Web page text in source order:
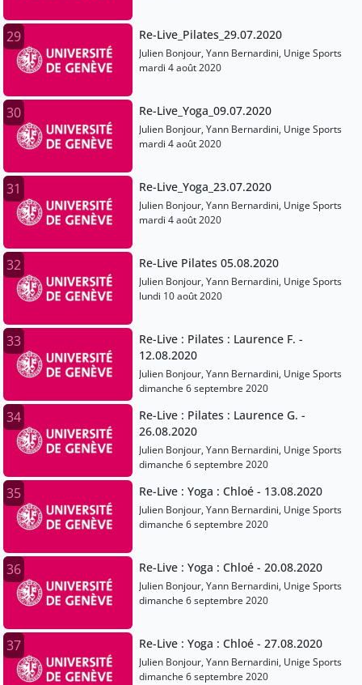
29 Re-Live_Pilates_29.07.2020
Julien Bonjour, Yann Bernardini, Unige Sports
mardi 4 août 2020
30 Re-Live_Yoga_09.07.2020
Julien Bonjour, Yann Bernardini, Unige Sports
mardi 4 août 2020
31 Re-Live_Yoga_23.07.2020
Julien Bonjour, Yann Bernardini, Unige Sports
mardi 4 août 2020
32 Re-Live Pilates 05.08.2020
Julien Bonjour, Yann Bernardini, Unige Sports
lundi 10 août 2020
33
Re-Live : Pilates : Laurence F. -
12.08.2020
Julien Bonjour, Yann Bernardini, Unige Sports
dimanche 6 septembre 2020
34
Re-Live : Pilates : Laurence G. -
26.08.2020
Julien Bonjour, Yann Bernardini, Unige Sports
dimanche 6 septembre 2020
35 Re-Live : Yoga : Chloé - 13.08.2020
Julien Bonjour, Yann Bernardini, Unige Sports
dimanche 6 septembre 2020
36 Re-Live : Yoga : Chloé - 20.08.2020
Julien Bonjour, Yann Bernardini, Unige Sports
dimanche 6 septembre 2020
37 Re-Live : Yoga : Chloé - 27.08.2020
Julien Bonjour, Yann Bernardini, Unige Sports
dimanche 6 septembre 2020